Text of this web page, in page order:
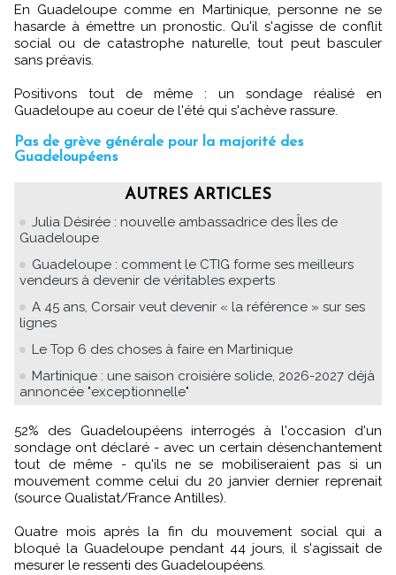
En Guadeloupe comme en Martinique, personne ne se
hasarde à émettre un pronostic. Qu'il s'agisse de conflit
social ou de catastrophe naturelle, tout peut basculer
sans préavis.
Positivons tout de même : un sondage réalisé en
Guadeloupe au coeur de l'été qui s'achève rassure.
Pas de grève générale pour la majorité des
Guadeloupéens
AUTRES ARTICLES
Julia Désirée : nouvelle ambassadrice des Îles de
Guadeloupe
Guadeloupe : comment le CTIG forme ses meilleurs
vendeurs à devenir de véritables experts
A 45 ans, Corsair veut devenir « la référence » sur ses
lignes
Le Top 6 des choses à faire en Martinique
Martinique : une saison croisière solide, 2026-2027 déjà
annoncée "exceptionnelle"
52% des Guadeloupéens interrogés à l'occasion d'un
sondage ont déclaré - avec un certain désenchantement
tout de même - qu'ils ne se mobiliseraient pas si un
mouvement comme celui du 20 janvier dernier reprenait
(source Qualistat/France Antilles).
Quatre mois après la fin du mouvement social qui a
bloqué la Guadeloupe pendant 44 jours, il s'agissait de
mesurer le ressenti des Guadeloupéens.